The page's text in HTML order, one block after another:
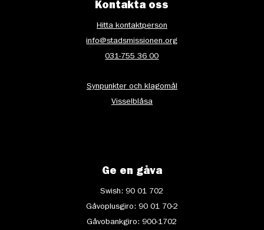
Kontakta oss
Hitta kontaktperson
info@stadsmissionen.org
031-755 36 00
Synpunkter och klagomål
Visselblåsa
Ge en gåva
Swish: 90 01 702
Gåvoplusgiro: 90 01 70-2
Gåvobankgiro: 900-1702